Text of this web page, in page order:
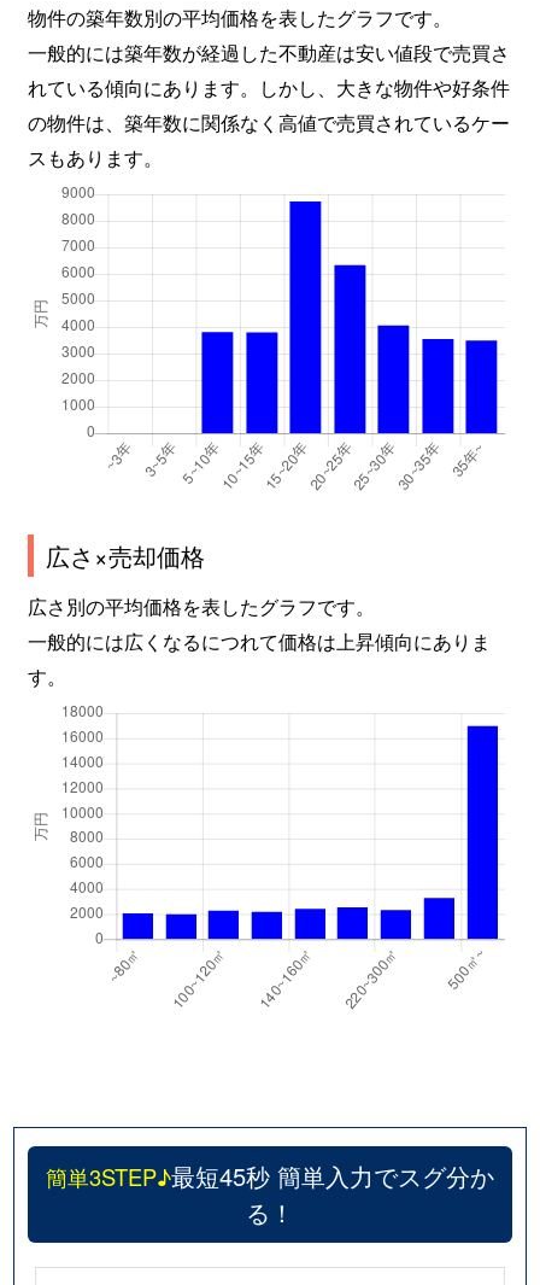
物件の築年数別の平均価格を表したグラフです。
一般的には築年数が経過した不動産は安い値段で売買さ
れている傾向にあります。しかし、大きな物件や好条件
の物件は、築年数に関係なく高値で売買されているケー
スもあります。
広さ×売却価格
広さ別の平均価格を表したグラフです。
一般的には広くなるにつれて価格は上昇傾向にありま
す。
簡単3STEP♪最短45秒 簡単入力でスグ分か
る！